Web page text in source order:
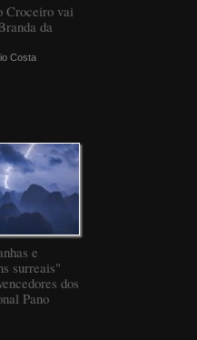
Croceiro vai
da
Costa
e
surreais"
dos
Pano